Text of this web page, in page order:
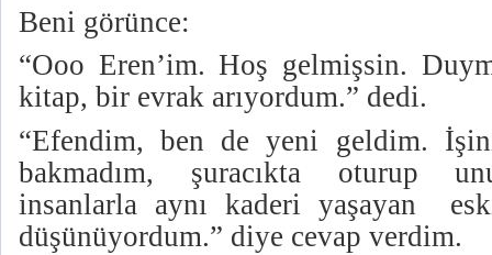
Beni görünce:
“Ooo Eren’im. Hoş gelmişsin.
kitap, bir evrak arıyordum.” dedi.
“Efendim, ben de yeni geldim.
bakmadım, şuracıkta oturup
insanlarla aynı kaderi yaşayan
düşünüyordum.” diye cevap verdim.